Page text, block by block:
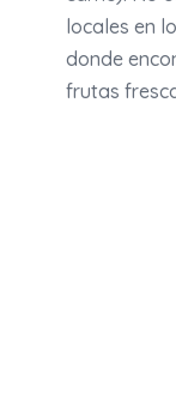
locales en
donde
frutas